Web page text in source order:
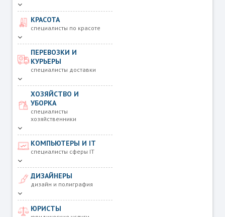
КРАСОТА
специалисты по красоте
ПЕРЕВОЗКИ И
КУРЬЕРЫ
специалисты доставки
ХОЗЯЙСТВО И
УБОРКА
специалисты
хозяйственники
КОМПЬЮТЕРЫ И IT
специалисты сферы IT
ДИЗАЙНЕРЫ
дизайн и полиграфия
ЮРИСТЫ